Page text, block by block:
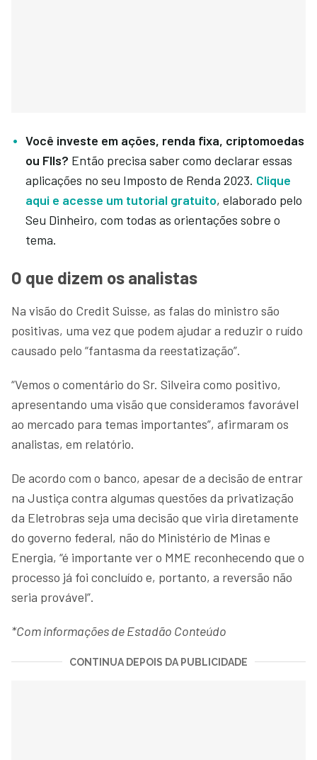
Você investe em ações, renda fixa, criptomoedas
ou FIIs? Então precisa saber como declarar essas
aplicações no seu Imposto de Renda 2023. Clique
aqui e acesse um tutorial gratuito, elaborado pelo
Seu Dinheiro, com todas as orientações sobre o
tema.
O que dizem os analistas
Na visão do Credit Suisse, as falas do ministro são
positivas, uma vez que podem ajudar a reduzir o ruído
causado pelo “fantasma da reestatização”.
“Vemos o comentário do Sr. Silveira como positivo,
apresentando uma visão que consideramos favorável
ao mercado para temas importantes”, afirmaram os
analistas, em relatório.
De acordo com o banco, apesar de a decisão de entrar
na Justiça contra algumas questões da privatização
da Eletrobras seja uma decisão que viria diretamente
do governo federal, não do Ministério de Minas e
Energia, “é importante ver o MME reconhecendo que o
processo já foi concluído e, portanto, a reversão não
seria provável”.
*Com informações de Estadão Conteúdo
CONTINUA DEPOIS DA PUBLICIDADE